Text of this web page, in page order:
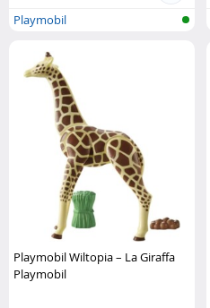
Playmobil
Playmobil Wiltopia – La Giraffa
Playmobil